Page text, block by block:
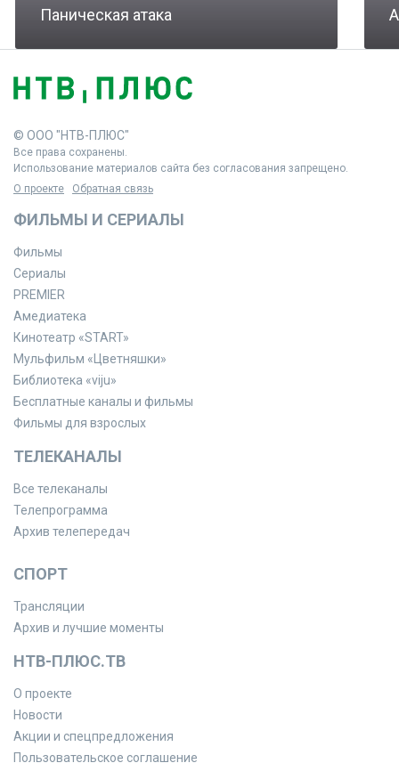
Паническая атака
© ООО "НТВ-ПЛЮС"
Все права сохранены.
Использование материалов сайта без согласования запрещено.
О проекте
Обратная связь
ФИЛЬМЫ И СЕРИАЛЫ
Фильмы
Сериалы
PREMIER
Амедиатека
Кинотеатр «START»
Мульфильм «Цветняшки»
Библиотека «viju»
Бесплатные каналы и фильмы
Фильмы для взрослых
ТЕЛЕКАНАЛЫ
Все телеканалы
Телепрограмма
Архив телепередач
СПОРТ
Трансляции
Архив и лучшие моменты
НТВ-ПЛЮС.ТВ
О проекте
Новости
Акции и спецпредложения
Пользовательское соглашение